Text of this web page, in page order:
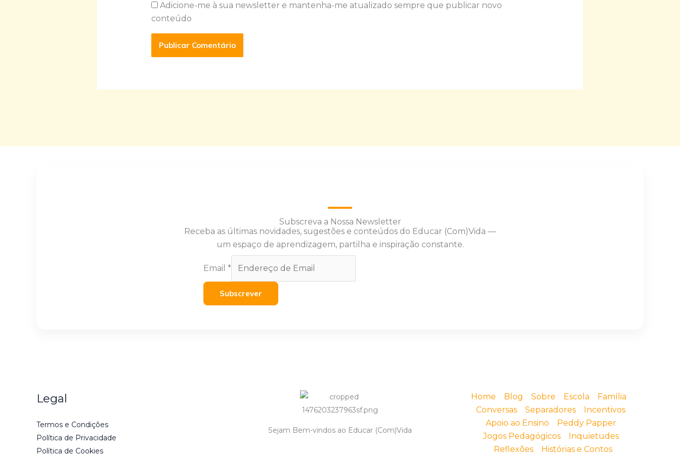
Adicione-me à sua newsletter e mantenha-me atualizado sempre que publicar novo
conteúdo
Subscreva a Nossa Newsletter
Receba as últimas novidades, sugestões e conteúdos do Educar (Com)Vida —
um espaço de aprendizagem, partilha e inspiração constante.
Email *
Subscrever
Legal
Termos e Condições
Política de Privacidade
Política de Cookies
Sejam Bem-vindos ao Educar (Com)Vida
Home Blog Sobre Escola
Família
Conversas
Separadores
Incentivos
Apoio ao Ensino
Peddy Papper
Jogos Pedagógicos
Inquietudes
Reflexões
Histórias e Contos